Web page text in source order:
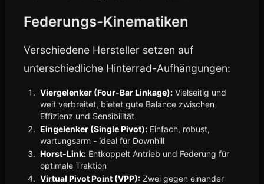
Federungs-Kinematiken
Verschiedene Hersteller setzen auf
unterschiedliche Hinterrad-Aufhängungen:
Viergelenker (Four-Bar Linkage): Vielseitig und
weit verbreitet, bietet gute Balance zwischen
Effizienz und Sensibilität
Eingelenker (Single Pivot): Einfach, robust,
wartungsarm - ideal für Downhill
Horst-Link: Entkoppelt Antrieb und Federung für
optimale Traktion
Virtual Pivot Point (VPP): Zwei gegen einander